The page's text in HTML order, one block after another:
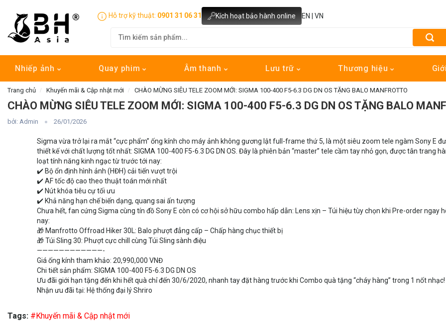
Hỗ trợ kỹ thuật: 0901 31 06 31 Kích hoạt bảo hành online EN VN
Nhiếp ảnh Quay phim Âm thanh Lưu trữ Thương hiệu
Trang chủ Khuyến mãi & Cập nhật mới CHÀO MỪNG SIÊU TELE ZOOM MỚI: SIGMA 100-400 F5-6.3 DG DN OS TẶNG BALO MANFROTTO
CHÀO MỪNG SIÊU TELE ZOOM MỚI: SIGMA 100-400 F5-6.3 DG DN OS TẶNG BALO
bởi: Admin 26/01/2026
Sigma vừa trở lại ra mắt “cực phẩm” ống kính cho máy ảnh không gương lật full-frame thứ 5, là một siêu zoom tele ngàm Sony E
thiết kế với chất lượng tốt nhất: SIGMA 100-400 F5-6.3 DG DN OS. Đây là phiên bản “master” tele cầm tay nhỏ gọn, được tân trang
loạt tính năng kinh ngạc từ trước tới nay:
✔️ Bộ ổn định hình ảnh (HĐH) cải tiến vượt trội
✔️ AF tốc độ cao theo thuật toán mới nhất
✔️ Nút khóa tiêu cự tối ưu
✔️ Khả năng hạn chế biến dạng, quang sai ấn tượng
Chưa hết, fan cứng Sigma cùng tín đồ Sony E còn có cơ hội sở hữu combo hấp dẫn: Lens xịn – Túi hiệu tùy chọn khi Pre-order ngay
nay:
🎁 Manfrotto Offroad Hiker 30L: Balo phượt đẳng cấp – Chấp hàng chục thiết bị
🎁 Túi Sling 30: Phượt cực chill cùng Túi Sling sành điệu
————————————-
Giá ống kính tham khảo: 20,990,000 VNĐ
Chi tiết sản phẩm: SIGMA 100-400 F5-6.3 DG DN OS
Ưu đãi giới hạn tặng đến khi hết quà chỉ đến 30/6/2020, nhanh tay đặt hàng trước khi Combo quà tặng “cháy hàng” trong 1 nốt nhạc!
Nhận ưu đãi tại: Hệ thống đại lý Shriro
Tags: #Khuyến mãi & Cập nhật mới